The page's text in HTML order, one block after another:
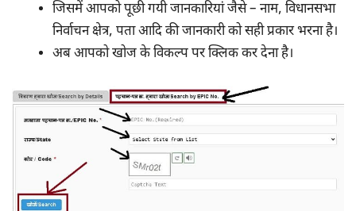
जिसमें आपको पूछी गयी जानकारियां जैसे – नाम, विधानसभा
निर्वाचन क्षेत्र, पता आदि की जानकारी को सही प्रकार भरना है।
अब आपको खोज के विकल्प पर क्लिक कर देना है।